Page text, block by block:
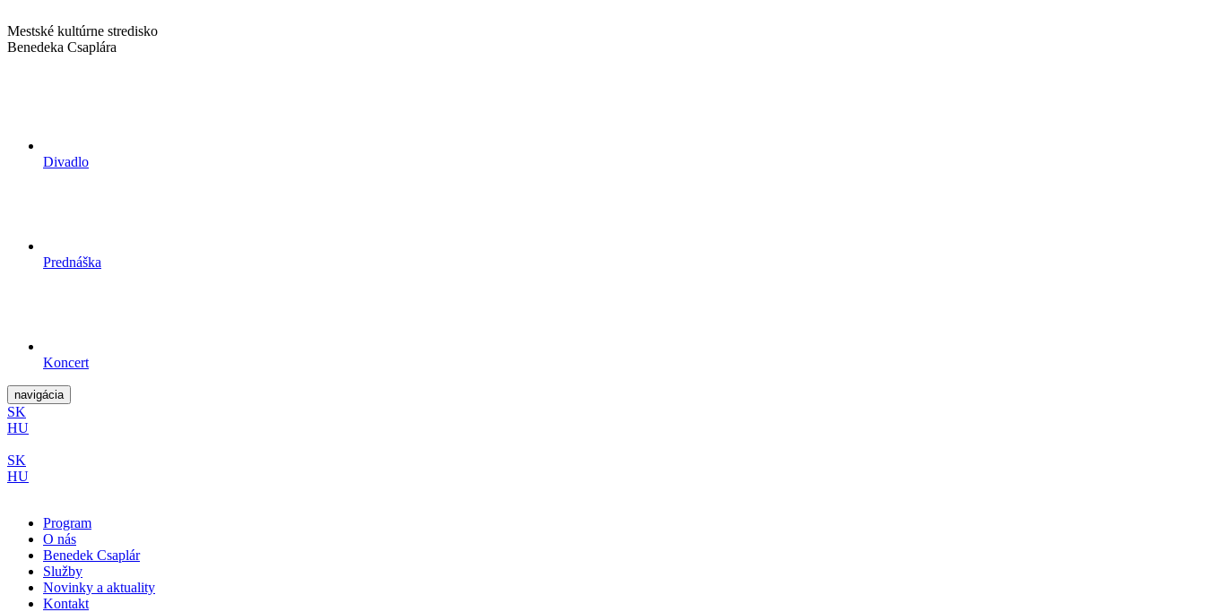
Mestské kultúrne stredisko
Benedeka Csaplára
Divadlo
Prednáška
Koncert
navigácia
SK
HU
SK
HU
Program
O nás
Benedek Csaplár
Služby
Novinky a aktuality
Kontakt